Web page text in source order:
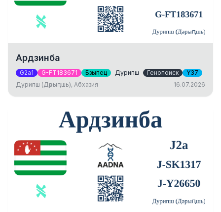
Ардзинба
G2a1 G-FT183671 Бзыпец Дурипш Генопоиск
Y37
Дурипш (Дәрыԥшь), Абхазия
16.07.2026